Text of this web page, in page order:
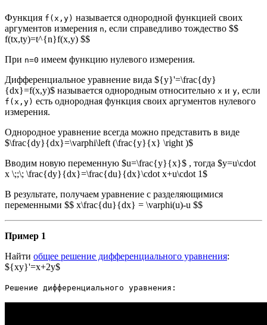
Функция f(x,y) называется однородной функцией своих
аргументов измерения n, если справедливо тождество $$
f(tx,ty)=t^{n}f(x,y) $$
При n=0 имеем функцию нулевого измерения.
Дифференциальное уравнение вида ${y}'=\frac{dy}
{dx}=f(x,y)$ называется однородным относительно x и y, если
f(x,y) есть однородная функция своих аргументов нулевого
измерения.
Однородное уравнение всегда можно представить в виде
$\frac{dy}{dx}=\varphi\left (\frac{y}{x} \right )$
Вводим новую переменную $u=\frac{y}{x}$ , тогда $y=u\cdot
x \;;\; \frac{dy}{dx}=\frac{du}{dx}\cdot x+u\cdot 1$
В результате, получаем уравнение с разделяющимися
переменными $$ x\frac{du}{dx} = \varphi(u)-u $$
Пример 1
Найти общее решение дифференциального уравнения:
${xy}'=x+2y$
Решение дифференциального уравнения: